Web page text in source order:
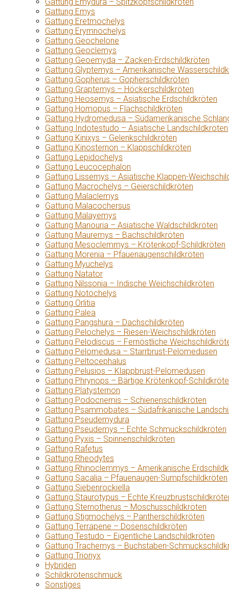
Gattung Emys
Gattung Eretmochelys
Gattung Erymnochelys
Gattung Geochelone
Gattung Geoclemys
Gattung Geoemyda – Zacken-Erdschildkröten
Gattung Glyptemys – Amerikanische
Gattung Gopherus – Gopherschildkröten
Gattung Graptemys – Höckerschildkröten
Gattung Heosemys – Asiatische Erdschildkröten
Gattung Homopus – Flachschildkröten
Gattung Hydromedusa – Südamerikanische
Gattung Indotestudo – Asiatische Landschildkröten
Gattung Kinixys – Gelenkschildkröten
Gattung Kinosternon – Klappschildkröten
Gattung Lepidochelys
Gattung Leucocephalon
Gattung Lissemys – Asiatische Klappen-
Gattung Macrochelys – Geierschildkröten
Gattung Malaclemys
Gattung Malacochersus
Gattung Malayemys
Gattung Manouria – Asiatische Waldschildkröten
Gattung Mauremys – Bachschildkröten
Gattung Mesoclemmys – Krötenkopf-Schildkröten
Gattung Morenia – Pfauenaugenschildkröten
Gattung Myuchelys
Gattung Natator
Gattung Nilssonia – Indische Weichschildkröten
Gattung Notochelys
Gattung Orlitia
Gattung Palea
Gattung Pangshura – Dachschildkröten
Gattung Pelochelys – Riesen-Weichschildkröten
Gattung Pelodiscus – Fernöstliche
Gattung Pelomedusa – Starrbrust-Pelomedusen
Gattung Peltocephalus
Gattung Pelusios – Klappbrust-Pelomedusen
Gattung Phrynops – Bärtige Krötenkopf-
Gattung Platysternon
Gattung Podocnemis – Schienenschildkröten
Gattung Psammobates – Südafrikanische
Gattung Pseudemydura
Gattung Pseudemys – Echte Schmuckschildkröten
Gattung Pyxis – Spinnenschildkröten
Gattung Rafetus
Gattung Rheodytes
Gattung Rhinoclemmys – Amerikanische
Gattung Sacalia – Pfauenaugen-Sumpfschildkröten
Gattung Siebenrockiella
Gattung Staurotypus – Echte
Gattung Sternotherus – Moschusschildkröten
Gattung Stigmochelys – Pantherschildkröten
Gattung Terrapene – Dosenschildkröten
Gattung Testudo – Eigentliche Landschildkröten
Gattung Trachemys – Buchstaben-
Gattung Trionyx
Hybriden
Schildkrötenschmuck
Sonstiges